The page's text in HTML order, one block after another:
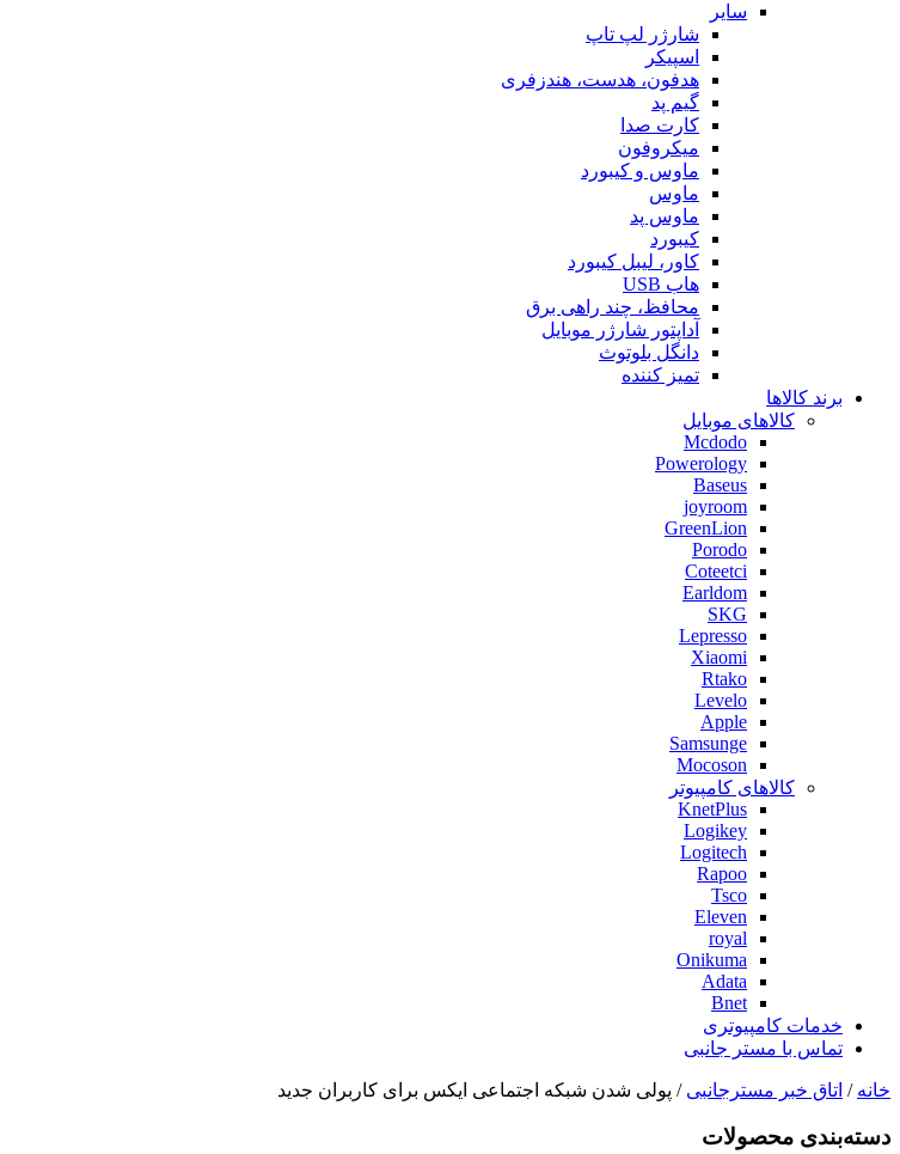
سایر
شارژر لپ تاپ
اسپیکر
هدفون، هدست، هندزفری
گیم پد
کارت صدا
میکروفون
ماوس و کیبورد
ماوس
ماوس پد
کیبورد
کاور، لیبل کیبورد
هاب USB
محافظ، چند راهی برق
آداپتور شارژر موبایل
دانگل بلوتوث
تمیز کننده
برند کالاها
کالاهای موبایل
Mcdodo
Powerology
Baseus
joyroom
GreenLion
Porodo
Coteetci
Earldom
SKG
Lepresso
Xiaomi
Rtako
Levelo
Apple
Samsunge
Mocoson
کالاهای کامپیوتر
KnetPlus
Logikey
Logitech
Rapoo
Tsco
Eleven
royal
Onikuma
Adata
Bnet
خدمات کامپیوتری
تماس با مستر جانبی
خانه / اتاق خبر مسترجانبی / پولی شدن شبکه اجتماعی ایکس برای کاربران جدید
دسته‌بندی‌ محصولات